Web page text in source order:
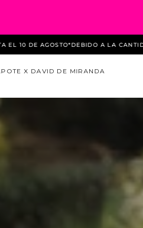
CANTIDAD DE PEDIDOS DURANTE
X DAVID DE MIRANDA